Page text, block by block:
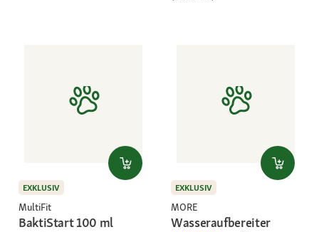
EXKLUSIV
MultiFit
BaktiStart 100 ml
EXKLUSIV
MORE
Wasseraufbereiter